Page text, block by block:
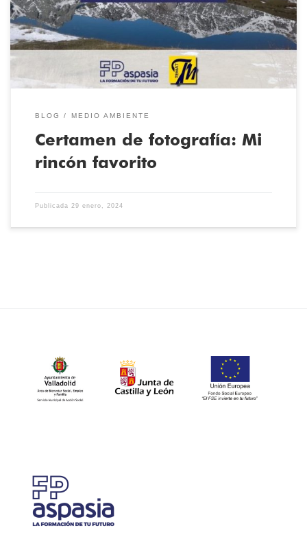
Sello Ambiental “Centro Educativo Sostenible” conmemoran el
dia mundial de la educación ambiental con una exposición
fotográfica en formato virtual. La […]
BLOG MEDIO AMBIENTE
Certamen de fotografía: Mi
rincón favorito
Publicada 29 enero, 2024